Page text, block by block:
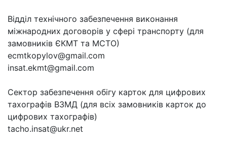
Відділ технічного забезпечення виконання
міжнародних договорів у сфері транспорту (для
замовників ЄКМТ та МСТО)
ecmtkopylov@gmail.com
insat.ekmt@gmail.com
Сектор забезпечення обігу карток для цифрових
тахографів ВЗМД (для всіх замовників карток до
цифрових тахографів)
tacho.insat@ukr.net